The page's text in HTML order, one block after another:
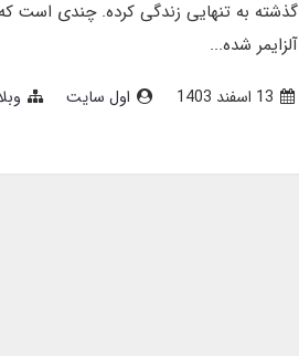
گذشته به تنهایی زندگی کرده. چندی است که
آلزایمر شده...
اول سایت